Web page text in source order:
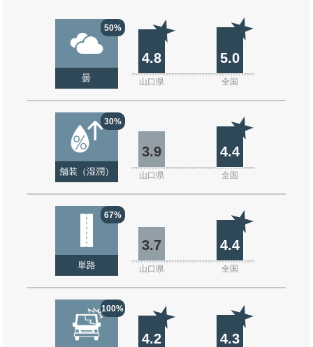
50%
曇
4.8 5.0
山口県 全国
30%
舗装（湿潤）
3.9 4.4
山口県 全国
67%
単路
3.7 4.4
山口県 全国
100%
4.2 4.3